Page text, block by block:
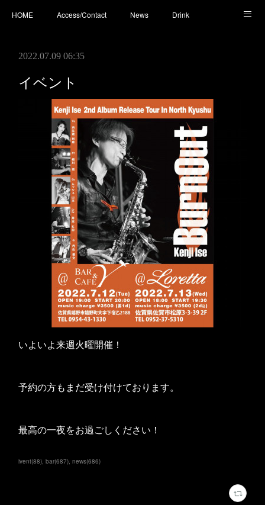
HOME Access/Contact News Drink
2022.07.09 06:35
イベント
いよいよ来週火曜開催！
予約の方もまだ受け付けております。
最高の一夜をお過ごしください！
ivent(88) bar(687) news(686)